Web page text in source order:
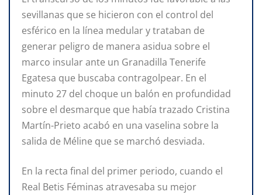
sevillanas que se hicieron con el control del
esférico en la línea medular y trataban de
generar peligro de manera asidua sobre el
marco insular ante un Granadilla Tenerife
Egatesa que buscaba contragolpear. En el
minuto 27 del choque un balón en profundidad
sobre el desmarque que había trazado Cristina
Martín-Prieto acabó en una vaselina sobre la
salida de Méline que se marchó desviada.
En la recta final del primer periodo, cuando el
Real Betis Féminas atravesaba su mejor